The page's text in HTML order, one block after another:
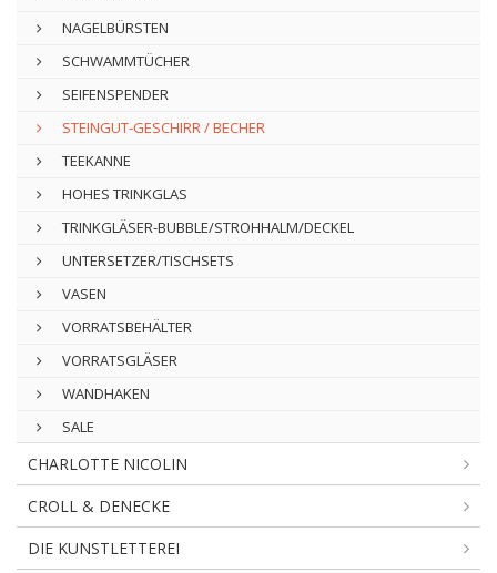
NAGELBÜRSTEN
SCHWAMMTÜCHER
SEIFENSPENDER
STEINGUT-GESCHIRR / BECHER
TEEKANNE
HOHES TRINKGLAS
TRINKGLÄSER-BUBBLE/STROHHALM/DECKEL
UNTERSETZER/TISCHSETS
VASEN
VORRATSBEHÄLTER
VORRATSGLÄSER
WANDHAKEN
SALE
CHARLOTTE NICOLIN
CROLL & DENECKE
DIE KUNSTLETTEREI